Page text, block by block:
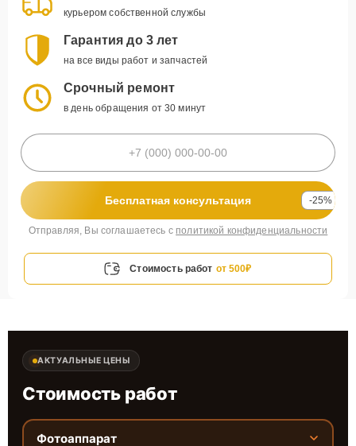
курьером собственной службы
Гарантия до 3 лет
на все виды работ и запчастей
Срочный ремонт
в день обращения от 30 минут
Бесплатная консультация -25%
Отправляя, Вы соглашаетесь с политикой конфиденциальности
Стоимость работ от 500₽
АКТУАЛЬНЫЕ ЦЕНЫ
Стоимость работ
Фотоаппарат